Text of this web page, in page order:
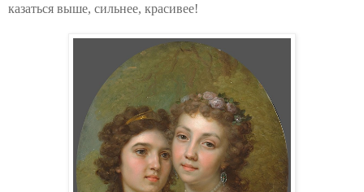
казаться выше, сильнее, красивее!